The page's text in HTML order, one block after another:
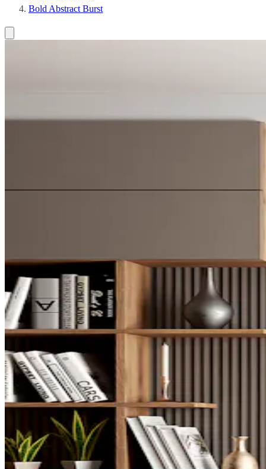
Bold Abstract Burst